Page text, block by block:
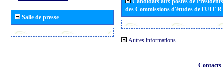
Salle de presse
des Commissions d'études de l'UIT-
Autres informations
Contacts